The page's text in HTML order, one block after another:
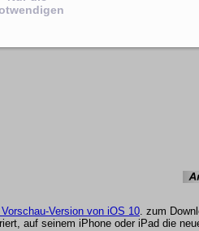
Version von iOS 10. zum
auf seinem iPhone oder iPad die